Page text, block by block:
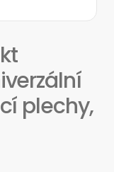
plechy,